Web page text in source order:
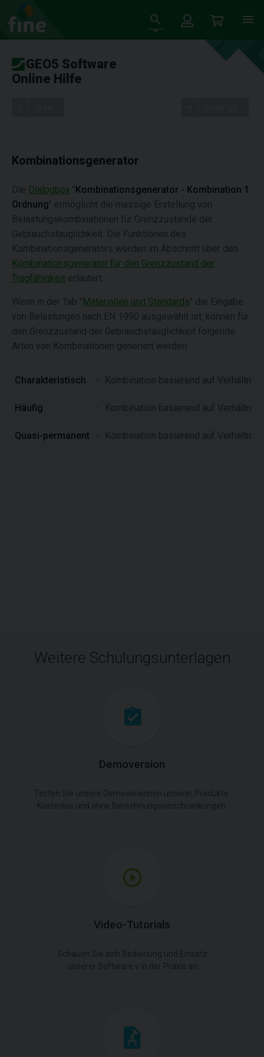
GEO5 Software
Online Hilfe
Kombinationsgenerator
Die Dialogbox "Kombinationsgenerator - Kombination 1.
Ordnung" ermöglicht die massige Erstellung von
Belastungskombinationen für Grenzzustände der
Gebrauchstauglichkeit. Die Funktionen des
Kombinationsgenerators werden im Abschnitt über den
Kombinationsgenerator für den Grenzzustand der
Tragfähigkeit erläutert.
Wenn in der Tab "Materialien und Standards" die Eingabe
von Belastungen nach EN 1990 ausgewählt ist, können für
den Grenzzustand der Gebrauchstauglichkeit folgende
Arten von Kombinationen generiert werden:
Charakteristisch - Kombination basierend auf Verhältnis
Häufig - Kombination basierend auf Verhältnis
Quasi-permanent - Kombination basierend auf Verhältnis
Weitere Schulungsunterlagen
Demoversion
Testen Sie unsere Demoversionen unserer Produkte.
Kostenlos und ohne Berechnungseinschränkungen.
Video-Tutorials
Schauen Sie sich Bedienung und Einsatz
unserer Software v in der Praxis an.